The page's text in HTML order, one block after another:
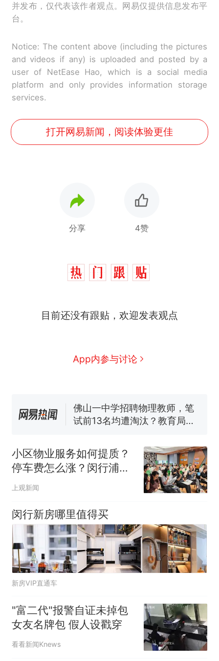
并发布，仅代表该作者观点。网易仅提供信息发布平
台。
Notice: The content above (including the pictures
and videos if any) is uploaded and posted by a
user of NetEase Hao, which is a social media
platform and only provides information storage
services.
打开网易新闻，阅读体验更佳
分享 4赞
目前还没有跟贴，欢迎发表观点
App内参与讨论
热
那个在床头放菜刀的女孩，
号，仅凭视频评出？中国烹饪
来源：参考消息）
笔试第一被第二名传话劝弃考
官方通报
已叫停招聘，成立调查组全面
核查
台风"白海豚"中心附近最大风
力已达15级 最新研判
因老师一句“跟我回家”改写了
人生
小区物业服务如何提质？
停车费怎么涨？闵行浦锦
街道物业纠纷调解沙龙干
上观新闻
闵行新房哪里值得买
新房VIP直通车
"富二代"报警自证未掉包
女友名牌包 假人设戳穿
看看新闻Knews